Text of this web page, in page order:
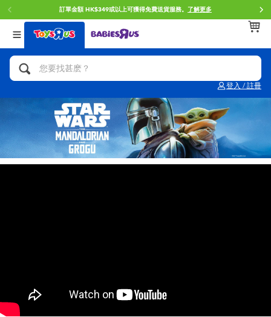
訂單金額 HK$349或以上可獲得免費送貨服務。 了解更多
登入 / 註冊
返回
分類目錄
人氣英雄,角色扮演,射擊玩具
單車,滑板車,騎乘車
拼砌組合及樂高LEGO
返回
品牌
Brunch Brother 早午餐兄弟
Toy Story反斗奇兵
Spider-Man蜘蛛俠
返回
年齢
0~2歳
3~4歳
5~7歳